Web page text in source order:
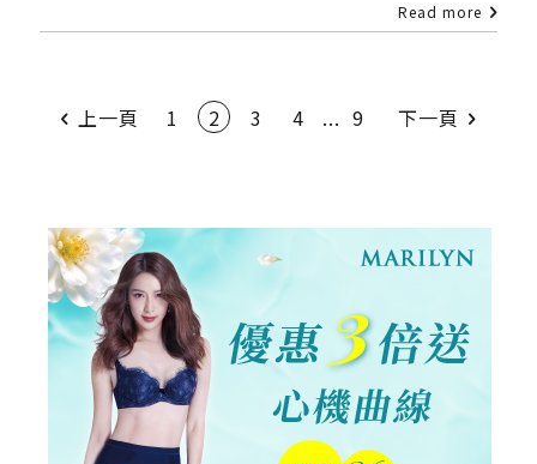
Read more
上一頁 1 2 3 4 ... 9 下一頁